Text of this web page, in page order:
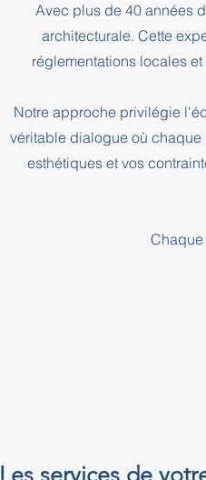
Avec plus de 40 années
architecturale. Cette
réglementations locales
Notre approche privilégie
véritable dialogue où
esthétiques et vos
Chaque
Les services de